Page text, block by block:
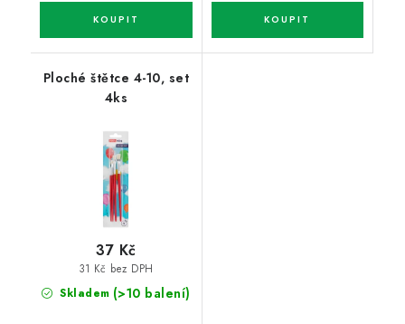
Ploché štětce 4-10, set
4ks
Skladem (>10 balení)
31 Kč bez DPH
37 Kč